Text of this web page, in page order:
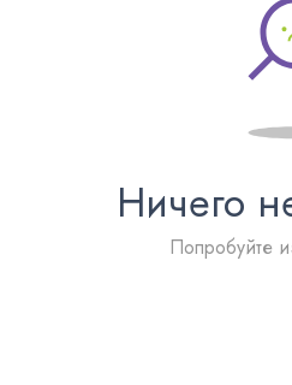
Ничего
Попробуйте